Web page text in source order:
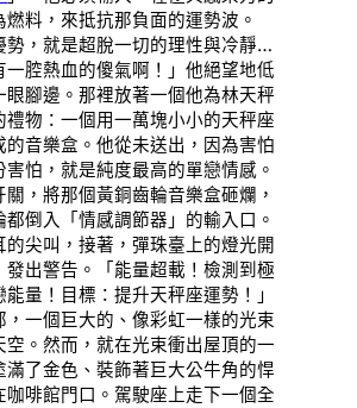
燃料，來抵抗那負面的運勢波。
勢，就是超脫一切的理性與冷靜…
一腔熱血的傻氣啊！」他絕望地低
眼腳邊。那裡放著一個他為林天秤
禮物：一個用一萬塊小小的天秤座
的音樂盒。他從未送出，因為害怕
怕，就是純度最高的單戀情感。
關，將那個黃銅齒輪音樂盒砸爛，
倒入「情感調節器」的輸入口。
的尖叫，接著，彈珠臺上的燈光開
發出警告。「能量超載！檢測到極
量！目標：提升天秤座運勢！」
，一個巨大的、像彩虹一樣的光束
空。然而，就在光束衝出屋頂的一
滿了金色、裝飾著巨大公牛角的悍
咖啡館門口。駕駛座上走下一個全